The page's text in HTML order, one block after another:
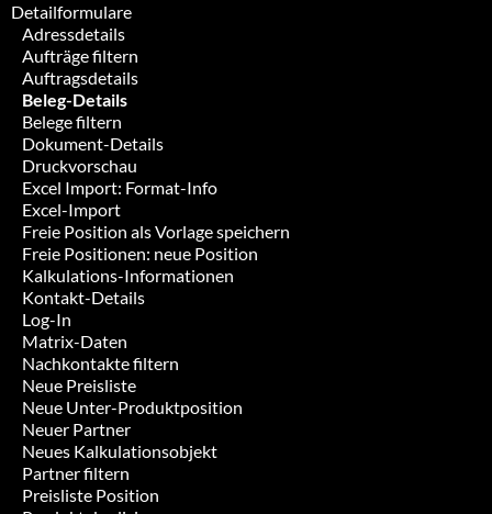
Detailformulare
Adressdetails
Aufträge filtern
Auftragsdetails
Beleg-Details
Belege filtern
Dokument-Details
Druckvorschau
Excel Import: Format-Info
Excel-Import
Freie Position als Vorlage speichern
Freie Positionen: neue Position
Kalkulations-Informationen
Kontakt-Details
Log-In
Matrix-Daten
Nachkontakte filtern
Neue Preisliste
Neue Unter-Produktposition
Neuer Partner
Neues Kalkulationsobjekt
Partner filtern
Preisliste Position